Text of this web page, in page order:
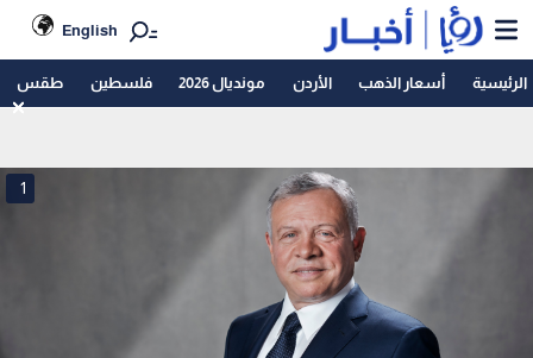
English
الرئيسية أسعار الذهب الأردن مونديال 2026 فلسطين طقس
1